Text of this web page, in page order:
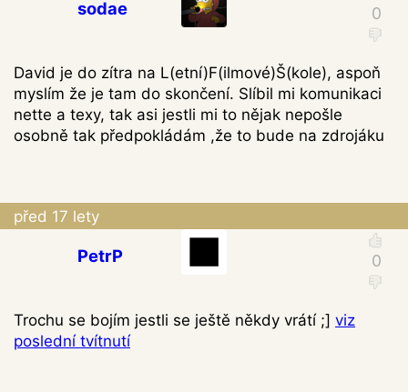
sodae
David je do zítra na L(etní)F(ilmové)Š(kole), aspoň
myslím že je tam do skončení. Slíbil mi komunikaci
nette a texy, tak asi jestli mi to nějak nepošle
osobně tak předpokládám ,že to bude na zdrojáku
před 17 lety
PetrP
Trochu se bojím jestli se ještě někdy vrátí ;] viz
poslední tvítnutí